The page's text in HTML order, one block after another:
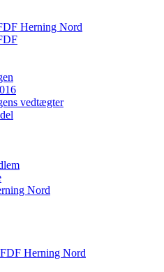
Herning Nord
vedtægter
Nord
Herning Nord